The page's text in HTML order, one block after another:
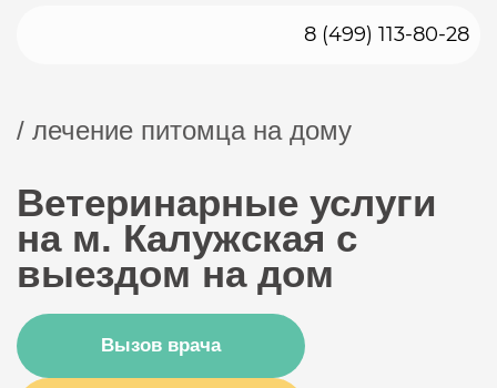
8 (499) 113-80-28
/ лечение питомца на дому
Ветеринарные услуги
на м. Калужская с
выездом на дом
Вызов врача